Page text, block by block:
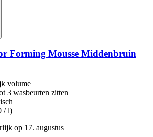
Forming Mousse Middenbruin
volume
3 wasbeurten zitten
/ l)
op 17. augustus